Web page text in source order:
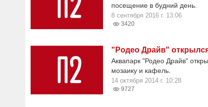
посещение в будний день.
8 сентября 2016 г. 13:06
3420
"Родео Драйв"
Аквапарк "Родео Драйв"
мозаику и кафель.
14 октября 2014 г. 10:28
9727